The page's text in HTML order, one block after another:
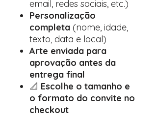
email, redes sociais, etc.)
Personalização
completa (nome, idade,
texto, data e local)
Arte enviada para
aprovação antes da
entrega final
📐 Escolhe o tamanho e
o formato do convite no
checkout